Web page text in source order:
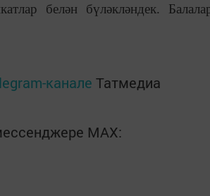
белән бүләкләндек.
канале Татмедиа
MАХ: